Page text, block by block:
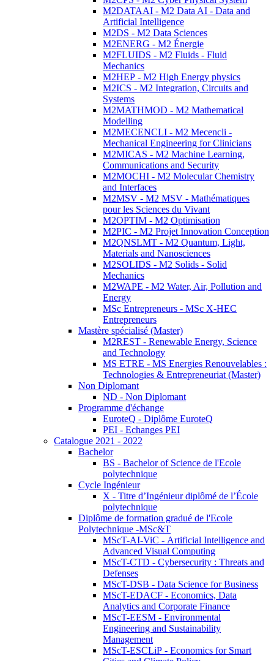
M2DATAAI - M2 Data AI - Data and
Artificial Intelligence
M2DS - M2 Data Sciences
M2ENERG - M2 Énergie
M2FLUIDS - M2 Fluids - Fluid
Mechanics
M2HEP - M2 High Energy physics
M2ICS - M2 Integration, Circuits and
Systems
M2MATHMOD - M2 Mathematical
Modelling
M2MECENCLI - M2 Mecencli -
Mechanical Engineering for Clinicians
M2MICAS - M2 Machine Learning,
Communications and Security
M2MOCHI - M2 Molecular Chemistry
and Interfaces
M2MSV - M2 MSV - Mathématiques
pour les Sciences du Vivant
M2OPTIM - M2 Optimisation
M2PIC - M2 Projet Innovation Conception
M2QNSLMT - M2 Quantum, Light,
Materials and Nanosciences
M2SOLIDS - M2 Solids - Solid
Mechanics
M2WAPE - M2 Water, Air, Pollution and
Energy
MSc Entrepreneurs - MSc X-HEC
Entrepreneurs
Mastère spécialisé (Master)
M2REST - Renewable Energy, Science
and Technology
MS ETRE - MS Energies Renouvelables :
Technologies & Entrepreneuriat (Master)
Non Diplomant
ND - Non Diplomant
Programme d'échange
EuroteQ - Diplôme EuroteQ
PEI - Echanges PEI
Catalogue 2021 - 2022
Bachelor
BS - Bachelor of Science de l'Ecole
polytechnique
Cycle Ingénieur
X - Titre d’Ingénieur diplômé de l’École
polytechnique
Diplôme de formation gradué de l'Ecole
Polytechnique -MSc&T
MScT-AI-ViC - Artificial Intelligence and
Advanced Visual Computing
MScT-CTD - Cybersecurity : Threats and
Defenses
MScT-DSB - Data Science for Business
MScT-EDACF - Economics, Data
Analytics and Corporate Finance
MScT-EESM - Environmental
Engineering and Sustainability
Management
MScT-ESCLiP - Economics for Smart